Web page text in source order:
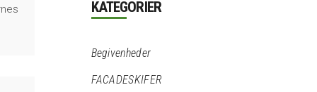
KATEGORIER
Begivenheder
FACADESKIFER